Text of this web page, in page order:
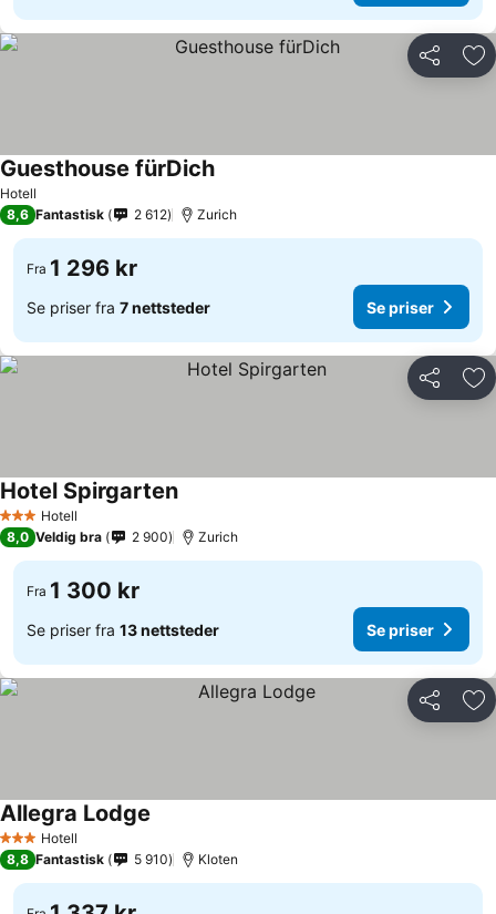
Del
Hotell
Guesthouse fürDichSe priser
8,6 Fantastisk 2 612 Zurich
Fra 1 296 kr
Se priser fra 7 nettsteder Se priser
Del
3 StjernerHotell
Hotel SpirgartenSe priser
8,0 Veldig bra 2 900 Zurich
Fra 1 300 kr
Se priser fra 13 nettsteder Se priser
Del
3 StjernerHotell
Allegra Lodge
8,8 Fantastisk 5 910 Kloten